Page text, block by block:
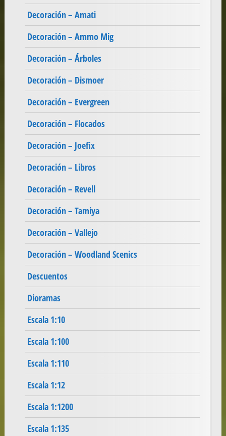
Decoración – Amati
Decoración – Ammo Mig
Decoración – Árboles
Decoración – Dismoer
Decoración – Evergreen
Decoración – Flocados
Decoración – Joefix
Decoración – Libros
Decoración – Revell
Decoración – Tamiya
Decoración – Vallejo
Decoración – Woodland Scenics
Descuentos
Dioramas
Escala 1:10
Escala 1:100
Escala 1:110
Escala 1:12
Escala 1:1200
Escala 1:135